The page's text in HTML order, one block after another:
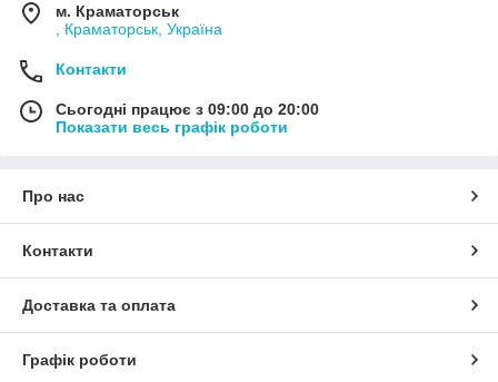
м. Краматорськ
, Краматорськ, Україна
Контакти
Сьогодні працює з 09:00 до 20:00
Показати весь графік роботи
Про нас
Контакти
Доставка та оплата
Графік роботи